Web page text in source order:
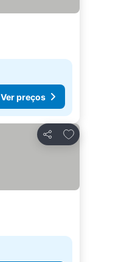
Ver preços
Partilhar
Adicionar